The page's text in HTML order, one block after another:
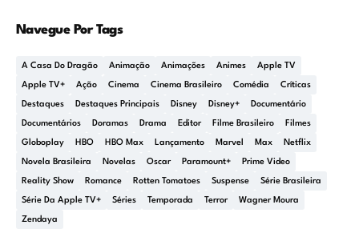
Navegue Por Tags
A Casa Do Dragão Animação Animações Animes Apple TV
Apple TV+ Ação Cinema Cinema Brasileiro Comédia Críticas
Destaques Destaques Principais Disney Disney+ Documentário
Documentários Doramas Drama Editor Filme Brasileiro Filmes
Globoplay HBO HBO Max Lançamento Marvel Max Netflix
Novela Brasileira Novelas Oscar Paramount+ Prime Video
Reality Show Romance Rotten Tomatoes Suspense Série Brasileira
Série Da Apple TV+ Séries Temporada Terror Wagner Moura
Zendaya